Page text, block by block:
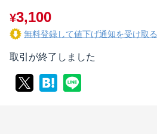
¥3,100
無料登録して値下げ通知を受け取る
取引が終了しました